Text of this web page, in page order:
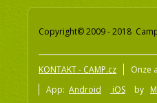
Copyright© 2009 - 2018
KONTAKT - CAMP.cz Onze
App: Android iOS by